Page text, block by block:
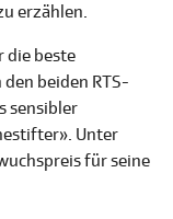
erzählen.
die beste
beiden RTS-
sensibler
Unter
für seine